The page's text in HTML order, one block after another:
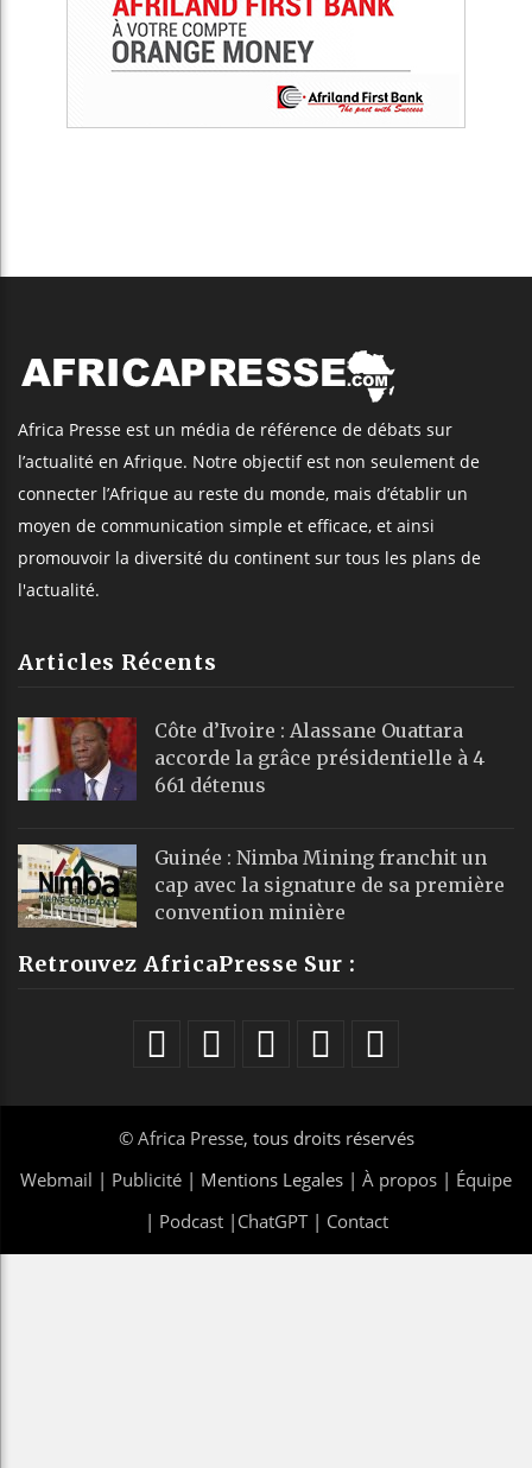
Africa Presse est un média de référence de débats sur
l’actualité en Afrique. Notre objectif est non seulement de
connecter l’Afrique au reste du monde, mais d’établir un
moyen de communication simple et efficace, et ainsi
promouvoir la diversité du continent sur tous les plans de
l'actualité.
Articles Récents
Côte d’Ivoire : Alassane Ouattara
accorde la grâce présidentielle à 4
661 détenus
Guinée : Nimba Mining franchit un
cap avec la signature de sa première
convention minière
Retrouvez AfricaPresse Sur :
© Africa Presse, tous droits réservés
Webmail | Publicité | Mentions Legales | À propos | Équipe
| Podcast| ChatGPT| Contact